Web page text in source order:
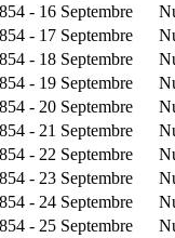
- 16 Septembre
- 17 Septembre
- 18 Septembre
- 19 Septembre
- 20 Septembre
- 21 Septembre
- 22 Septembre
- 23 Septembre
- 24 Septembre
- 25 Septembre